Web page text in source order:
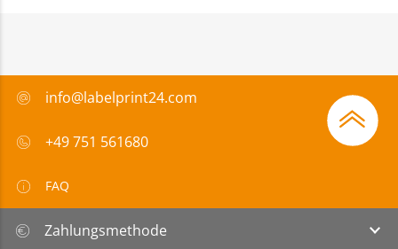
info@labelprint24.com
+49 751 561680
FAQ
Zahlungsmethode